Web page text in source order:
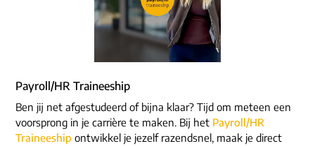
Payroll/HR Traineeship
Ben jij net afgestudeerd of bijna klaar? Tijd om meteen een
voorsprong in je carrière te maken. Bij het Payroll/HR
Traineeship ontwikkel je jezelf razendsnel, maak je direct